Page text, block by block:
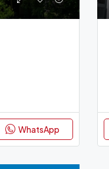
WhatsApp